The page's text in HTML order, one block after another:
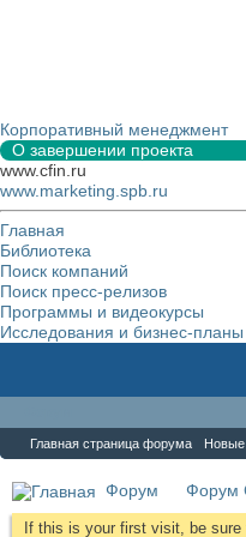
Корпоративный менеджмент
О завершении проекта
www.cfin.ru
www.marketing.spb.ru
Главная
Библиотека
Поиск компаний
Поиск пресс-релизов
Программы и видеокурсы
Исследования и бизнес-планы
Главная страница форума
Форум Форум
If this is your first visit, be